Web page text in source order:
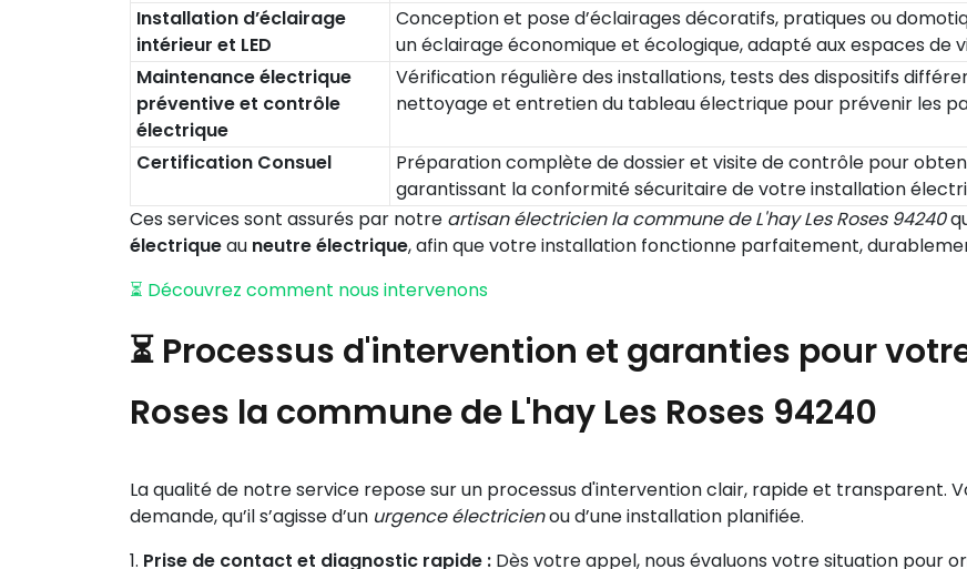
Installation d’éclairage
intérieur et LED
Conception et pose d’éclairages décoratifs, pratiques ou
un éclairage économique et écologique, adapté aux espaces de
Maintenance électrique
préventive et contrôle
électrique
Vérification régulière des installations, tests des dispositifs
nettoyage et entretien du tableau électrique pour prévenir les
Certification Consuel
Préparation complète de dossier et visite de contrôle pour
garantissant la conformité sécuritaire de votre installation
Ces services sont assurés par notre artisan électricien la commune de L'hay Les Roses 94240
électriqueau neutre électrique, afin que votre installation fonctionne parfaitement,
⏳ Découvrez comment nous intervenons
⏳ Processus d'intervention et garanties pour
Roses la commune de L'hay Les Roses 94240
La qualité de notre service repose sur un processus d'intervention clair, rapide et transparent.
demande, qu’il s’agisse d’un urgence électricienou d’une installation planifiée.
Prise de contact et diagnostic rapide : Dès votre appel, nous évaluons votre situation pour